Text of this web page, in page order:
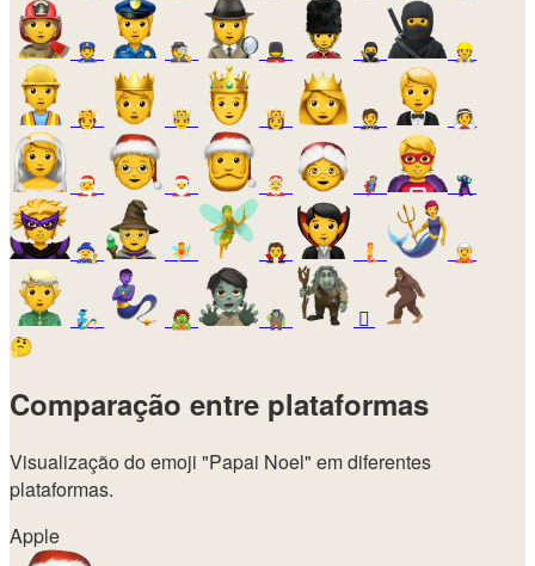
👮 🕵️ 💂 🥷 👷
🫅 🤴 👸 🤵 👰
🧑‍🎄 🎅 🤶 🦸 🦹
🧙 🧚 🧛 🧜 🧝
🧞 🧟 🧌
🫈
🤔
Comparação entre plataformas
Visualização do emoji "Papai Noel" em diferentes
plataformas.
Apple